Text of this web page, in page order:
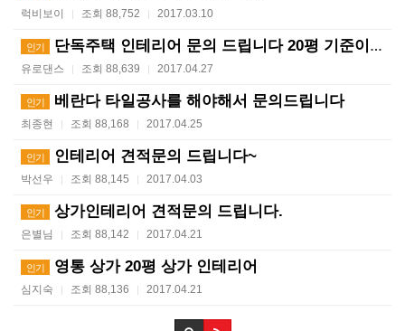
럭비보이 | 조회 88,752 | 2017.03.10
인기 단독주택 인테리어 문의 드립니다 20평 기준이요
유로댄스 | 조회 88,639 | 2017.04.27
인기 베란다 타일공사를 해야해서 문의드립니다
최종현 | 조회 88,168 | 2017.04.25
인기 인테리어 견적문의 드립니다~
박선우 | 조회 88,145 | 2017.04.03
인기 상가인테리어 견적문의 드립니다.
은별님 | 조회 88,142 | 2017.04.21
인기 영통 상가 20평 상가 인테리어
심지숙 | 조회 88,136 | 2017.04.21